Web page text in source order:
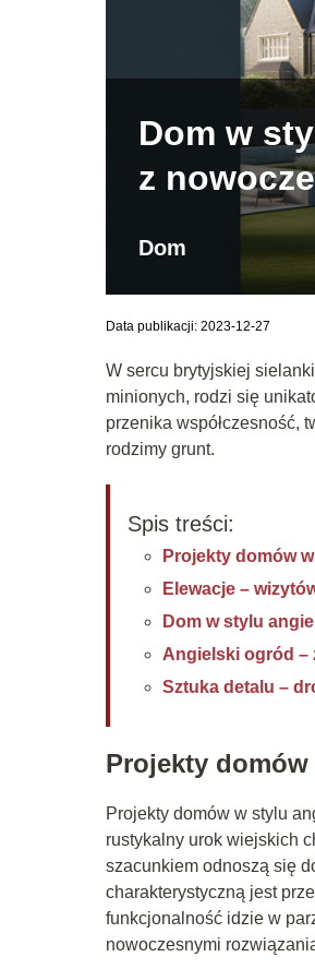
Dom w
z
Dom
Data publikacji: 2023-12-27
W sercu brytyjskiej
minionych, rodzi się
przenika współczesność,
rodzimy grunt.
Spis treści:
Projekty domów
Elewacje –
Dom w stylu
Angielski ogród –
Sztuka detalu –
Projekty
Projekty domów w stylu
rustykalny urok wiejskich
szacunkiem odnoszą się
charakterystyczną jest
funkcjonalność idzie w
nowoczesnymi